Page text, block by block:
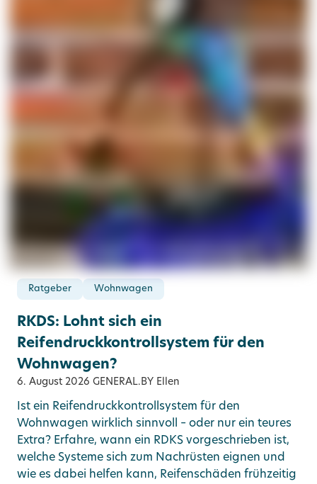
Ratgeber Wohnwagen
RKDS: Lohnt sich ein
Reifendruckkontrollsystem für den
Wohnwagen?
6. August 2026 GENERAL.BY Ellen
Ist ein Reifendruckkontrollsystem für den
Wohnwagen wirklich sinnvoll – oder nur ein teures
Extra? Erfahre, wann ein RDKS vorgeschrieben ist,
welche Systeme sich zum Nachrüsten eignen und
wie es dabei helfen kann, Reifenschäden frühzeitig